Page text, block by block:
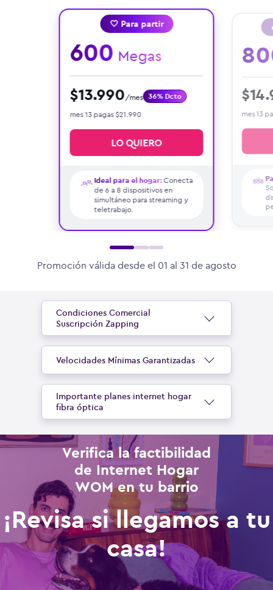
🤍 Para partir
600 Megas
$13.990/mes 36% Dcto
mes 13 pagas $21.990
LO QUIERO
Ideal para el hogar: Conecta
de 6 a 8 dispositivos en
simultáneo para streaming y
teletrabajo.
$
mes 13
Promoción válida desde el 01 al 31 de agosto
Condiciones Comercial
Suscripción Zapping
Velocidades Mínimas Garantizadas
Importante planes internet hogar
fibra óptica
Verifica la factibilidad
de Internet Hogar
WOM en tu barrio
¡Revisa si llegamos a tu
casa!